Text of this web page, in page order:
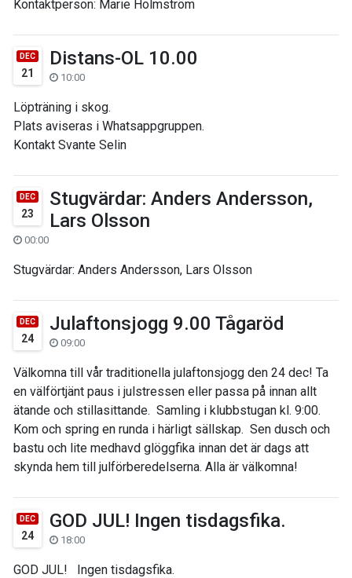
Kontaktperson: Marie Holmström
DEC
21
Distans-OL 10.00
10:00
Löpträning i skog.
Plats aviseras i Whatsappgruppen.
Kontakt Svante Selin
DEC
23
Stugvärdar: Anders Andersson,
Lars Olsson
00:00
Stugvärdar: Anders Andersson, Lars Olsson
DEC
24
Julaftonsjogg 9.00 Tågaröd
09:00
Välkomna till vår traditionella julaftonsjogg den 24 dec! Ta
en välförtjänt paus i julstressen eller passa på innan allt
ätande och stillasittande. Samling i klubbstugan kl. 9:00.
Kom och spring en runda i härligt sällskap. Sen dusch och
bastu och lite medhavd glöggfika innan det är dags att
skynda hem till julförberedelserna. Alla är välkomna!
DEC
24
GOD JUL! Ingen tisdagsfika.
18:00
GOD JUL! Ingen tisdagsfika.